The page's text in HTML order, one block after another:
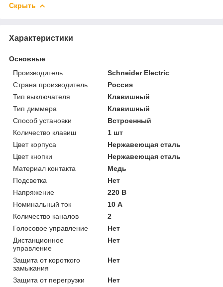
Скрыть
Характеристики
Основные
Производитель
Schneider Electric
Страна производитель
Россия
Тип выключателя
Клавишный
Тип диммера
Клавишный
Способ установки
Встроенный
Количество клавиш
1 шт
Цвет корпуса
Нержавеющая сталь
Цвет кнопки
Нержавеющая сталь
Материал контакта
Медь
Подсветка
Нет
Напряжение
220 В
Номинальный ток
10 А
Количество каналов
2
Голосовое управление
Нет
Дистанционное
управление
Нет
Защита от короткого
замыкания
Нет
Защита от перегрузки
Нет